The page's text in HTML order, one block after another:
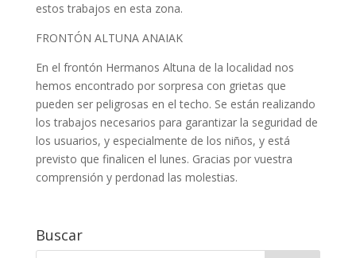
estos trabajos en esta zona.
FRONTÓN ALTUNA ANAIAK
En el frontón Hermanos Altuna de la localidad nos
hemos encontrado por sorpresa con grietas que
pueden ser peligrosas en el techo. Se están realizando
los trabajos necesarios para garantizar la seguridad de
los usuarios, y especialmente de los niños, y está
previsto que finalicen el lunes. Gracias por vuestra
comprensión y perdonad las molestias.
Buscar